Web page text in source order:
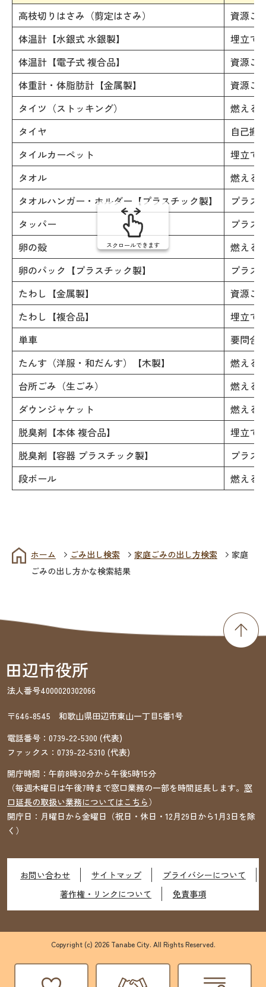
高枝切りはさみ（剪定はさみ）
資源ご
体温計【水銀式 水銀製】
埋立て
体温計【電子式 複合品】
資源ご
体重計・体脂肪計【金属製】
資源ご
タイツ（ストッキング）
燃える
タイヤ
自己搬
タイルカーペット
埋立て
タオル
燃える
タオルハンガー・ホルダー【プラスチック製】
プラス
タッパー
プラス
卵の殻
燃える
卵のパック【プラスチック製】
プラス
たわし【金属製】
資源ご
たわし【複合品】
埋立て
単車
要問合
たんす（洋服・和だんす）【木製】
燃える
台所ごみ（生ごみ）
燃える
ダウンジャケット
燃える
脱臭剤【本体 複合品】
埋立て
脱臭剤【容器 プラスチック製】
プラス
段ボール
燃える
スクロールできます
ホーム ごみ出し検索 家庭ごみの出し方検索
家庭
ごみの出し方かな検索結果
法人番号4000020302066
〒646-8545 和歌山県田辺市東山一丁目5番1号
電話番号： 0739-22-5300 (代表)
ファックス： 0739-22-5310 (代表)
開庁時間：午前8時30分から午後5時15分
（毎週木曜日は午後7時まで窓口業務の一部を時間延長します。 窓
口延長の取扱い業務についてはこちら）
開庁日：月曜日から金曜日（祝日・休日・12月29日から1月3日を除
く）
お問い合わせ サイトマップ
プライバシーについて
著作権・リンクについて
免責事項
Copyright (c) 2026 Tanabe City. All Rights Reserved.